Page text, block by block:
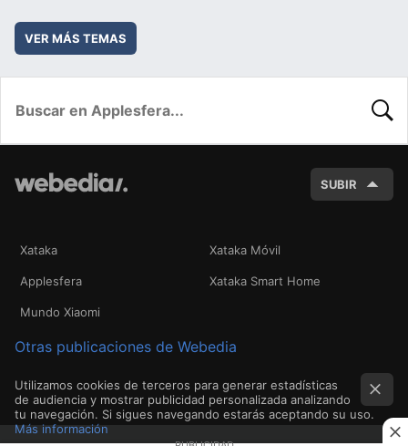
VER MÁS TEMAS
SUBIR
Xataka Xataka Móvil
Applesfera Xataka Smart Home
Mundo Xiaomi
Otras publicaciones de Webedia
Utilizamos cookies de terceros para generar estadísticas
de audiencia y mostrar publicidad personalizada analizando
tu navegación. Si sigues navegando estarás aceptando su uso.
Más información